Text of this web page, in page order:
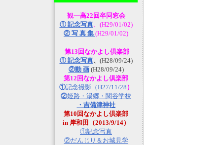
観一高22回卒同窓会
① 記念写真、(H29/01/02)
② 写 真 集 (H29/01/02)
第13回なかよし倶楽部
① 記念写真、 (H28/09/24)
②動 画(H28/09/24)
第12回なかよし倶楽部
①記念撮影（H27/11/28 ）
②姫路・湯郷・関谷学校
・吉備津神社
第10回なかよし倶楽部
in 岸和田（2013/9/14）
①記念写真
②だんじり＆お城見学